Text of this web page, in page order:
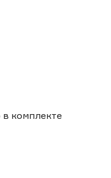
комплекте